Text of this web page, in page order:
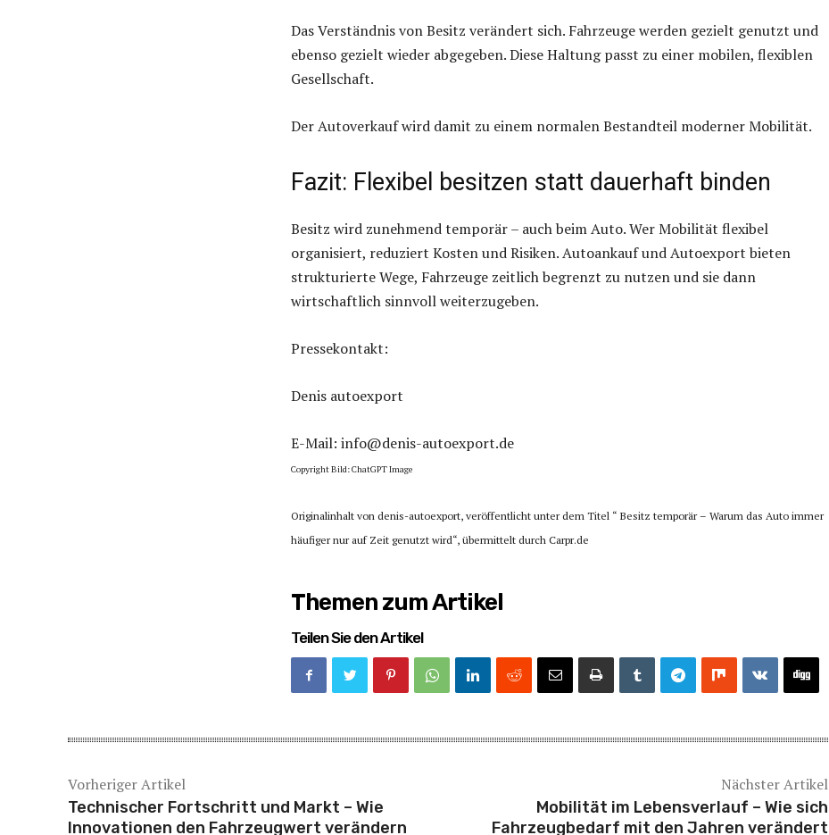
Das Verständnis von Besitz verändert sich. Fahrzeuge werden gezielt genutzt und
ebenso gezielt wieder abgegeben. Diese Haltung passt zu einer mobilen, flexiblen
Gesellschaft.
Der Autoverkauf wird damit zu einem normalen Bestandteil moderner Mobilität.
Fazit: Flexibel besitzen statt dauerhaft binden
Besitz wird zunehmend temporär – auch beim Auto. Wer Mobilität flexibel
organisiert, reduziert Kosten und Risiken. Autoankauf und Autoexport bieten
strukturierte Wege, Fahrzeuge zeitlich begrenzt zu nutzen und sie dann
wirtschaftlich sinnvoll weiterzugeben.
Pressekontakt:
Denis autoexport
E-Mail: info@denis-autoexport.de
Copyright Bild: ChatGPT Image
Originalinhalt von denis-autoexport, veröffentlicht unter dem Titel “ Besitz temporär – Warum das Auto immer
häufiger nur auf Zeit genutzt wird“, übermittelt durch Carpr.de
Themen zum Artikel
Teilen Sie den Artikel
Vorheriger Artikel
Technischer Fortschritt und Markt – Wie
Innovationen den Fahrzeugwert verändern
Nächster Artikel
Mobilität im Lebensverlauf – Wie sich
Fahrzeugbedarf mit den Jahren verändert